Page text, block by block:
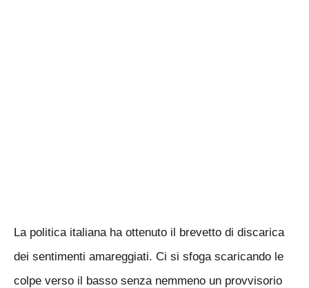
La politica italiana ha ottenuto il brevetto di discarica
dei sentimenti amareggiati. Ci si sfoga scaricando le
colpe verso il basso senza nemmeno un provvisorio